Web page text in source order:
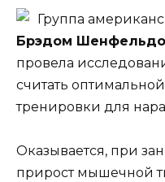
Группа
Брэдом
провела
считать
тренировки для
Оказывается, при
прирост мышечной